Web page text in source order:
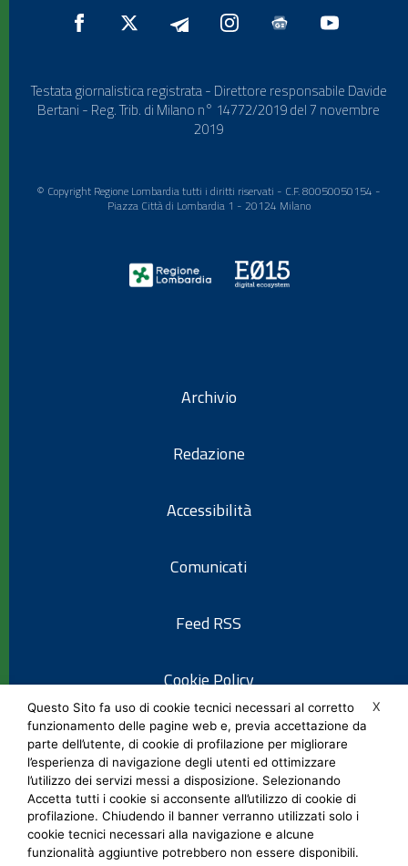
Testata giornalistica registrata - Direttore responsabile Davide
Bertani - Reg. Trib. di Milano n° 14772/2019 del 7 novembre
2019
© Copyright Regione Lombardia tutti i diritti riservati - C.F. 80050050154 -
Piazza Città di Lombardia 1 - 20124 Milano
Archivio
Redazione
Accessibilità
Comunicati
Feed RSS
Cookie Policy
Informativa privacy
Note legali
Social Media Policy
X
Questo Sito fa uso di cookie tecnici necessari al corretto
funzionamento delle pagine web e, previa accettazione da
parte dell’utente, di cookie di profilazione per migliorare
l’esperienza di navigazione degli utenti ed ottimizzare
l’utilizzo dei servizi messi a disposizione. Selezionando
Accetta tutti i cookie si acconsente all’utilizzo di cookie di
profilazione. Chiudendo il banner verranno utilizzati solo i
cookie tecnici necessari alla navigazione e alcune
funzionalità aggiuntive potrebbero non essere disponibili.